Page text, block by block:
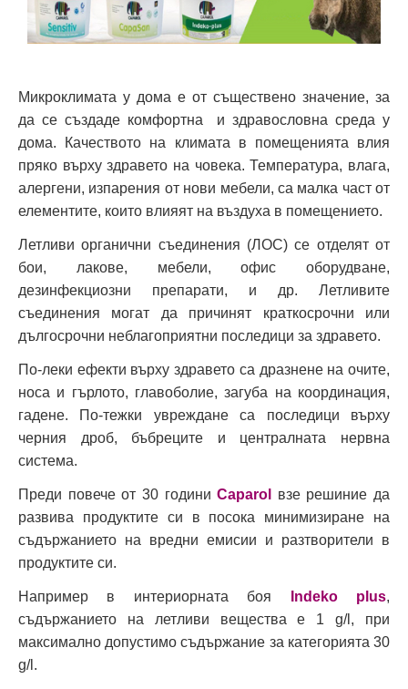
Микроклимата у дома е от съществено значение, за
да се създаде комфортна и здравословна среда у
дома. Качеството на климата в помещенията влия
пряко върху здравето на човека. Температура, влага,
алергени, изпарения от нови мебели, са малка част от
елементите, които влияят на въздуха в помещението.
Летливи органични съединения (ЛОС) се отделят от
бои, лакове, мебели, офис оборудване,
дезинфекциозни препарати, и др. Летливите
съединения могат да причинят краткосрочни или
дългосрочни неблагоприятни последици за здравето.
По-леки ефекти върху здравето са дразнене на очите,
носа и гърлото, главоболие, загуба на координация,
гадене. По-тежки увреждане са последици върху
черния дроб, бъбреците и централната нервна
система.
Преди повече от 30 годиниCaparol
взе решиние да
развива продуктите си в посока минимизиране на
съдържанието на вредни емисии и разтворители в
продуктите си.
Например в интериорната боя Indeko plus,
съдържанието на летливи вещества е 1 g/l, при
максимално допустимо съдържание за категорията 30
g/l.